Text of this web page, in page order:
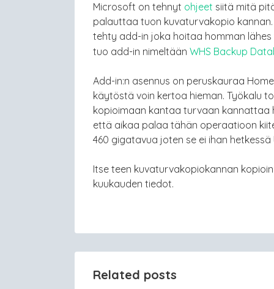
Microsoft on tehnyt ohjeet siitä mitä
palauttaa tuon kuvaturvakopio
tehty add-in joka hoitaa homman
tuo add-in nimeltään WHS Backup
Add-in:n asennus on peruskauraa
käytöstä voin kertoa hieman. Työkalu
kopioimaan kantaa turvaan
että aikaa palaa tähän operaatioon
460 gigatavua joten se ei ihan hetkessä
Itse teen kuvaturvakopiokannan
kuukauden tiedot.
Related posts